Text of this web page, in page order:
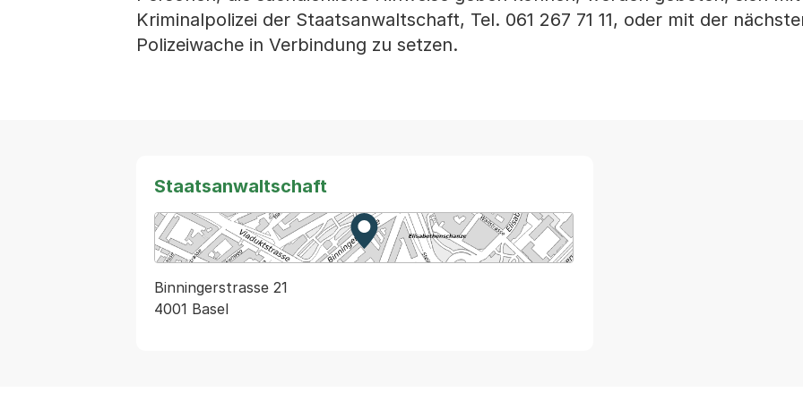
Kriminalpolizei der Staatsanwaltschaft, Tel. 061 267 71 11, oder mit der
Polizeiwache in Verbindung zu setzen.
Staatsanwaltschaft
Zur Karte von MapBS.
Externer Link, wird in einem neuen Tab oder Fenster geöffnet
Binningerstrasse 21
4001 Basel